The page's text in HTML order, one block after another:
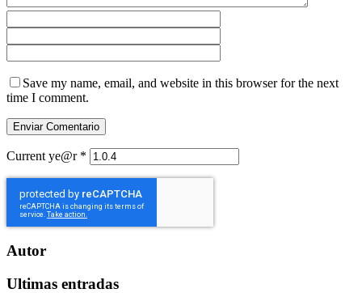
Save my name, email, and website in this browser for the next
time I comment.
Current ye@r *
Autor
Ultimas entradas